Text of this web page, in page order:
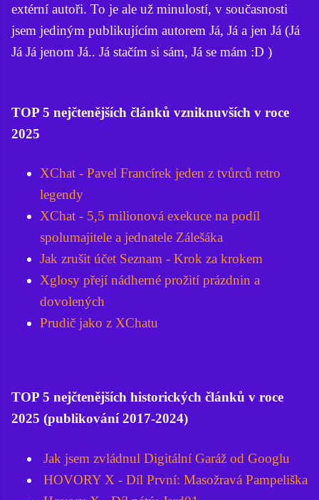
extérní autoři. To je ale už minulostí, v současnosti
jsem jediným publikujícím autorem Já, Já a jen Já (Já
Já Já jenom Já.. Já stačím si sám, Já se mám :D )
TOP 5 nejčtenějších článků vzniknuvších v roce
2025
XChat - Pavel Francírek jeden z tvůrců retro
legendy
XChat - 5,5 milionová exekuce na podíl
spolumajitele a jednatele Zálešáka
Jak zrušit účet Seznam - Krok za krokem
Xglosy přejí nádherné prožití prázdnin a
dovolených
Prudič jako z XChatu
TOP 5 nejčtenějších historických článků v roce
2025 (publikování 2017-2024)
Jak jsem zvládnul Digitální Garáž od Googlu
HOVORY X - Díl První: Masožravá Pampeliška